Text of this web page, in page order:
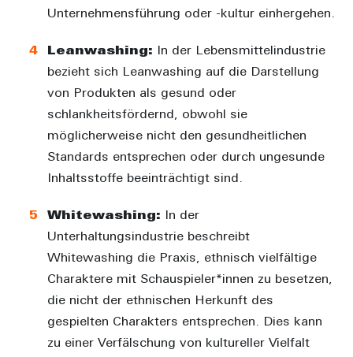
Unternehmensführung oder -kultur einhergehen.
Leanwashing: In der Lebensmittelindustrie
bezieht sich Leanwashing auf die Darstellung
von Produkten als gesund oder
schlankheitsfördernd, obwohl sie
möglicherweise nicht den gesundheitlichen
Standards entsprechen oder durch ungesunde
Inhaltsstoffe beeinträchtigt sind.
Whitewashing: In der
Unterhaltungsindustrie beschreibt
Whitewashing die Praxis, ethnisch vielfältige
Charaktere mit Schauspieler*innen zu besetzen,
die nicht der ethnischen Herkunft des
gespielten Charakters entsprechen. Dies kann
zu einer Verfälschung von kultureller Vielfalt